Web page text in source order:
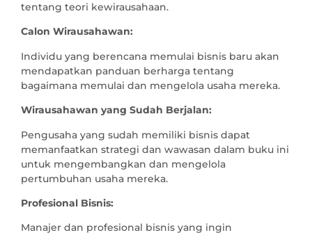
tentang teori kewirausahaan.
Calon Wirausahawan:
Individu yang berencana memulai bisnis baru akan
mendapatkan panduan berharga tentang
bagaimana memulai dan mengelola usaha mereka.
Wirausahawan yang Sudah Berjalan:
Pengusaha yang sudah memiliki bisnis dapat
memanfaatkan strategi dan wawasan dalam buku ini
untuk mengembangkan dan mengelola
pertumbuhan usaha mereka.
Profesional Bisnis:
Manajer dan profesional bisnis yang ingin